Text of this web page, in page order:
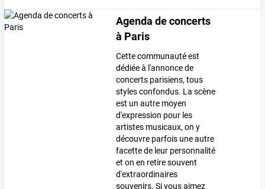
Agenda de concerts
à Paris
Cette communauté est
dédiée à l'annonce de
concerts parisiens, tous
styles confondus. La scène
est un autre moyen
d'expression pour les
artistes musicaux, on y
découvre parfois une autre
facette de leur personnalité
et on en retire souvent
d'extraordinaires
souvenirs. Si vous aimez